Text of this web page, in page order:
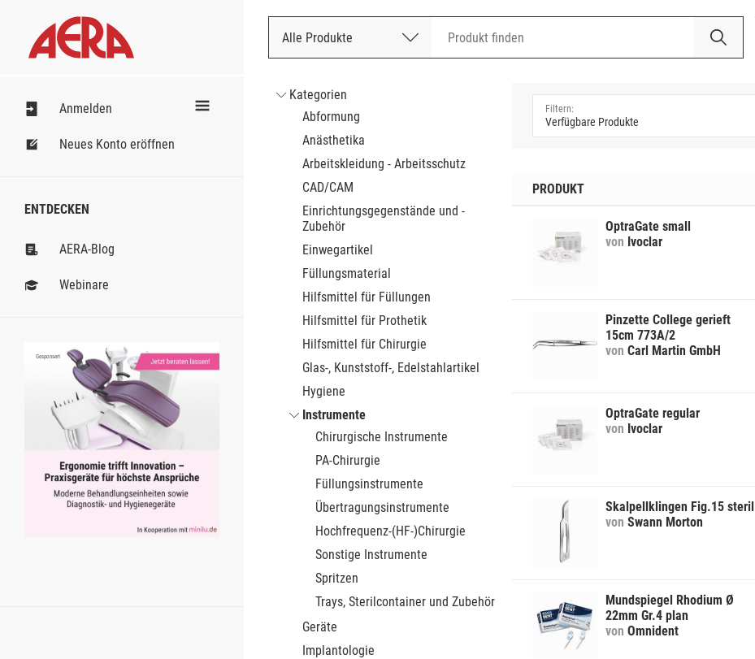
Alle Produkte
Nach Bestellnummer
Anmelden
Neues Konto eröffnen
ENTDECKEN
AERA-Blog
Webinare
Gesponsert
Kategorien
Abformung
Anästhetika
Arbeitskleidung - Arbeitsschutz
CAD/CAM
Einrichtungsgegenstände und -
Zubehör
Einwegartikel
Füllungsmaterial
Hilfsmittel für Füllungen
Hilfsmittel für Prothetik
Hilfsmittel für Chirurgie
Glas-, Kunststoff-, Edelstahlartikel
Hygiene
Instrumente
Chirurgische Instrumente
PA-Chirurgie
Füllungsinstrumente
Übertragungsinstrumente
Hochfrequenz-(HF-)Chirurgie
Sonstige Instrumente
Spritzen
Trays, Sterilcontainer und Zubehör
Geräte
Implantologie
PRODUKT
OptraGate small
von Ivoclar
Pinzette College gerieft
15cm 773A/2
von Carl Martin GmbH
OptraGate regular
von Ivoclar
Skalpellklingen Fig.15 steril
von Swann Morton
Mundspiegel Rhodium Ø
22mm Gr.4 plan
von Omnident